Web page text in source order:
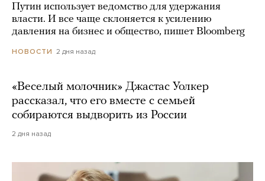
Путин использует ведомство для удержания
власти. И все чаще склоняется к усилению
давления на бизнес и общество, пишет Bloomberg
НОВОСТИ 2 дня назад
«Веселый молочник» Джастас Уолкер
рассказал, что его вместе с семьей
собираются выдворить из России
2 дня назад